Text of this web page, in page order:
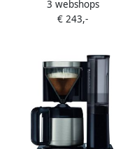
Brushed |
8712072539792
3 webshops
€ 243,-